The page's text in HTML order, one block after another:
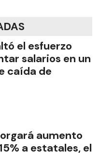
el esfuerzo
salarios en un
caída de
aumento
a estatales, el